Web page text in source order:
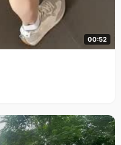
00:52